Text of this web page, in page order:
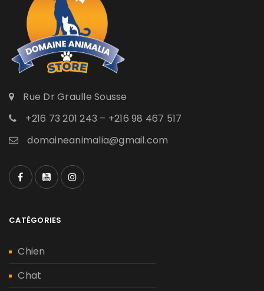
Rue Dr Graulle Sousse
+216 73 201 243 – +216 98 467 517
domaineanimalia@gmail.com
CATÉGORIES
Chien
Chat